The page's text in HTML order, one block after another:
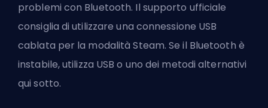
problemi con Bluetooth. Il supporto ufficiale
consiglia di utilizzare una connessione USB
cablata per la modalità Steam. Se il Bluetooth è
instabile, utilizza USB o uno dei metodi alternativi
qui sotto.